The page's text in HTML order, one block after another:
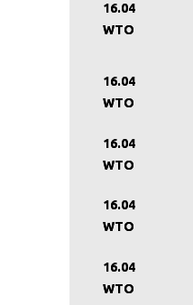
16.04
WTO
16.04
WTO
16.04
WTO
16.04
WTO
16.04
WTO